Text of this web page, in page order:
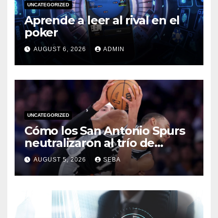
UNCATEGORIZED
Aprende a leer al rival en el
poker
AUGUST 6, 2026 ADMIN
UNCATEGORIZED
Cómo los San Antonio Spurs
neutralizaron al trío de
estrellas de los Miami Heat
en las Finales de 2014
AUGUST 5, 2026 SEBA